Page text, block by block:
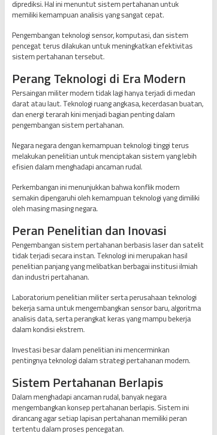
diprediksi. Hal ini menuntut sistem pertahanan untuk
memiliki kemampuan analisis yang sangat cepat.
Pengembangan teknologi sensor, komputasi, dan sistem
pencegat terus dilakukan untuk meningkatkan efektivitas
sistem pertahanan tersebut.
Perang Teknologi di Era Modern
Persaingan militer modern tidak lagi hanya terjadi di medan
darat atau laut. Teknologi ruang angkasa, kecerdasan buatan,
dan energi terarah kini menjadi bagian penting dalam
pengembangan sistem pertahanan.
Negara negara dengan kemampuan teknologi tinggi terus
melakukan penelitian untuk menciptakan sistem yang lebih
efisien dalam menghadapi ancaman rudal.
Perkembangan ini menunjukkan bahwa konflik modern
semakin dipengaruhi oleh kemampuan teknologi yang dimiliki
oleh masing masing negara.
Peran Penelitian dan Inovasi
Pengembangan sistem pertahanan berbasis laser dan satelit
tidak terjadi secara instan. Teknologi ini merupakan hasil
penelitian panjang yang melibatkan berbagai institusi ilmiah
dan industri pertahanan.
Laboratorium penelitian militer serta perusahaan teknologi
bekerja sama untuk mengembangkan sensor baru, algoritma
analisis data, serta perangkat keras yang mampu bekerja
dalam kondisi ekstrem.
Investasi besar dalam penelitian ini mencerminkan
pentingnya teknologi dalam strategi pertahanan modern.
Sistem Pertahanan Berlapis
Dalam menghadapi ancaman rudal, banyak negara
mengembangkan konsep pertahanan berlapis. Sistem ini
dirancang agar setiap lapisan pertahanan memiliki peran
tertentu dalam proses pencegatan.